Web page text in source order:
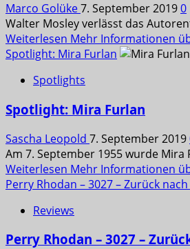
Marco Golüke7. September 20190
Walter Mosley verlässt das
Weiterlesen Mehr Informationen
Spotlight: Mira Furlan
Spotlights
Spotlight: Mira Furlan
Sascha Leopold 7. September 2019
Am 7. September 1955 wurde
Weiterlesen Mehr Informationen
Perry Rhodan – 3027 – Zurück
Reviews
Perry Rhodan – 3027 –